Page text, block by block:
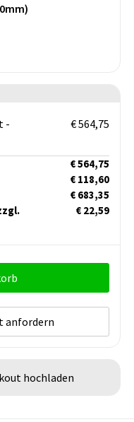
-
€ 564,75
€ 564,75
€ 118,60
€ 683,35
€ 22,59
anfordern
hochladen